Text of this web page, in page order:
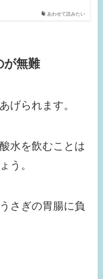
あわせて読みたい
が無難
げられます。
水を飲むことは
う。
さぎの胃腸に負